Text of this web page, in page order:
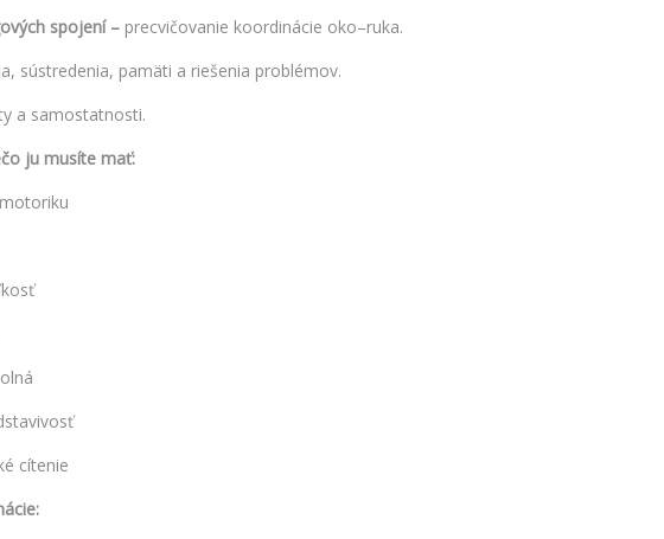
spojení – precvičovanie koordinácie oko–ruka.
sústredenia, pamäti a riešenia problémov.
a samostatnosti.
ju musíte mať:
cítenie